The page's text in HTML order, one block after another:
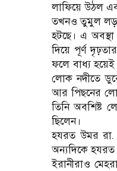
লাফিয়ে উঠল
তখনও তুমুল
হটছে। এ
দিয়ে পূর্ণ
ফলে বাধ্য
লোক নদীতে
আর পিছনের
তিনি অবশিষ্ট
ছিলেন।
হযরত উমর রা.
অন্যদিকে হযরত
ইরানীরাও